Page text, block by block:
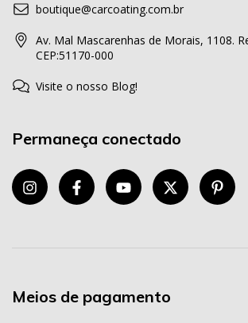
boutique@carcoating.com.br
Av. Mal Mascarenhas de Morais, 1108.
CEP:51170-000
Visite o nosso Blog!
Permaneça conectado
Meios de pagamento